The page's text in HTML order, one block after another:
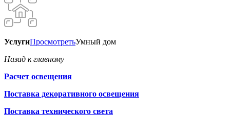
УслугиПросмотретьУмный дом
Назад к главному
Расчет освещения
Поставка декоративного освещения
Поставка технического света